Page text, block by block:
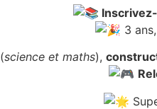
3
(science et maths),